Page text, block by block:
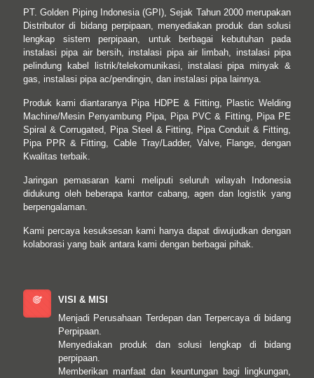
PT. Golden Piping Indonesia (GPI), Sejak Tahun 2000 merupakan
Distributor di bidang perpipaan, menyediakan produk dan solusi
lengkap sistem perpipaan, untuk berbagai kebutuhan pada
instalasi pipa air bersih, instalasi pipa air limbah, instalasi pipa
pelindung kabel listrik/telekomunikasi, instalasi pipa minyak &
gas, instalasi pipa ac/pendingin, dan instalasi pipa lainnya.
Produk kami diantaranya Pipa HDPE & Fitting, Plastic Welding
Machine/Mesin Penyambung Pipa, Pipa PVC & Fitting, Pipa PE
Spiral & Corrugated, Pipa Steel & Fitting, Pipa Conduit & Fitting,
Pipa PPR & Fitting, Cable Tray/Ladder, Valve, Flange, dengan
Kwalitas terbaik.
Jaringan pemasaran kami meliputi seluruh wilayah Indonesia
didukung oleh beberapa kantor cabang, agen dan logistik yang
berpengalaman.
Kami percaya kesuksesan kami hanya dapat diwujudkan dengan
kolaborasi yang baik antara kami dengan berbagai pihak.
VISI & MISI
Menjadi Perusahaan Terdepan dan Terpercaya di bidang
Perpipaan.
Menyediakan produk dan solusi lengkap di bidang
perpipaan.
Memberikan manfaat dan keuntungan bagi lingkungan,